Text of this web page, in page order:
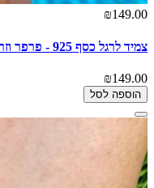
₪149.00
צמיד לרגל כסף 925 - פרפר וזרקונים נופלים
₪149.00
הוספה לסל